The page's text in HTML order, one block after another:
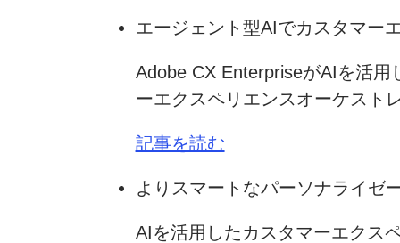
エージェント型AIでカスタマー
Adobe CX EnterpriseがAIを活
ーエクスペリエンスオーケスト
記事を読む
よりスマートなパーソナライゼ
AIを活用したカスタマーエクス